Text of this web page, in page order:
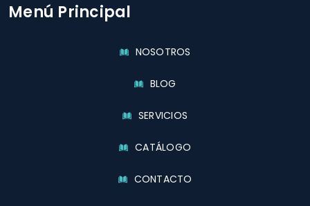
Menú Principal
NOSOTROS
BLOG
SERVICIOS
CATÁLOGO
CONTACTO